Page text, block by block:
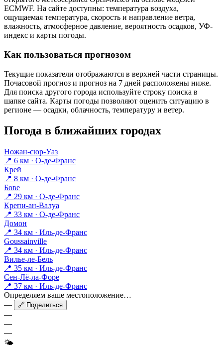
ECMWF. На сайте доступны: температура воздуха,
ощущаемая температура, скорость и направление ветра,
влажность, атмосферное давление, вероятность осадков, УФ-
индекс и карты погоды.
Как пользоваться прогнозом
Текущие показатели отображаются в верхней части страницы.
Почасовой прогноз и прогноз на 7 дней расположены ниже.
Для поиска другого города используйте строку поиска в
шапке сайта. Карты погоды позволяют оценить ситуацию в
регионе — осадки, облачность, температуру и ветер.
Погода в ближайших городах
Ножан-сюр-Уаз
📍 6 км · О-де-Франс
Крей
📍 8 км · О-де-Франс
Бове
📍 29 км · О-де-Франс
Крепи-ан-Валуа
📍 33 км · О-де-Франс
Домон
📍 34 км · Иль-де-Франс
Goussainville
📍 34 км · Иль-де-Франс
Вилье-ле-Бель
📍 35 км · Иль-де-Франс
Сен-Лё-ла-Форе
📍 37 км · Иль-де-Франс
Определяем ваше местоположение…
—
🔗 Поделиться
—
—
—
🌤